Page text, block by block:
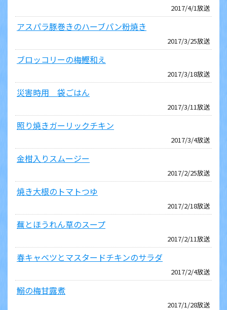
2017/4/1放送
アスパラ豚巻きのハーブパン粉焼き
2017/3/25放送
ブロッコリーの梅鰹和え
2017/3/18放送
災害時用 袋ごはん
2017/3/11放送
照り焼きガーリックチキン
2017/3/4放送
金柑入りスムージー
2017/2/25放送
焼き大根のトマトつゆ
2017/2/18放送
蕪とほうれん草のスープ
2017/2/11放送
春キャベツとマスタードチキンのサラダ
2017/2/4放送
鰯の梅甘露煮
2017/1/28放送